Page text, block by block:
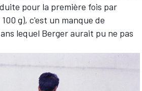
pour la première fois par
g), c'est un manque de
lequel Berger aurait pu ne pas